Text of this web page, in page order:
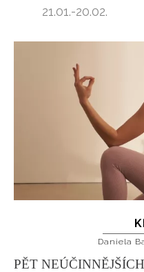
21.01.-20.02.
Daniela
PĚT